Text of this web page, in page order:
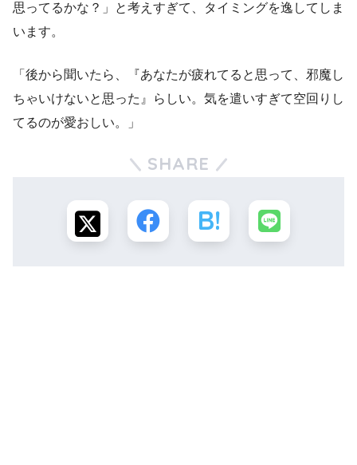
思ってるかな？」と考えすぎて、タイミングを逸してしま
います。
「後から聞いたら、『あなたが疲れてると思って、邪魔し
ちゃいけないと思った』らしい。気を遣いすぎて空回りし
てるのが愛おしい。」
SHARE